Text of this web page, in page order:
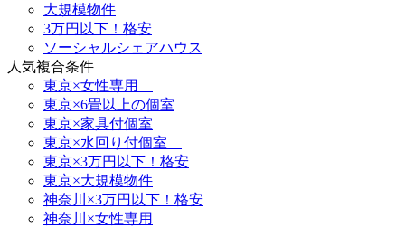
大規模物件
3万円以下！格安
ソーシャルシェアハウス
人気複合条件
東京×女性専用
東京×6畳以上の個室
東京×家具付個室
東京×水回り付個室
東京×3万円以下！格安
東京×大規模物件
神奈川×3万円以下！格安
神奈川×女性専用